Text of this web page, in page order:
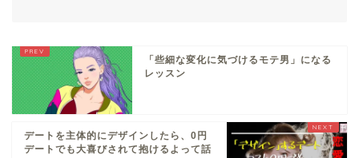
「些細な変化に気づけるモテ男」になる
レッスン
デートを主体的にデザインしたら、0円
デートでも大喜びされて抱けるよって話